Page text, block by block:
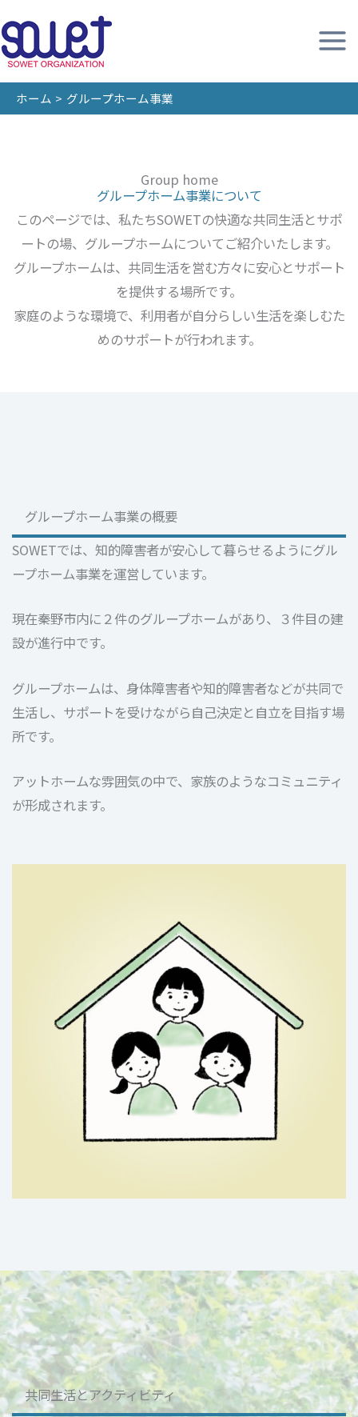
容
を
ス
ホーム グループホーム事業
Group home
グループホーム事業について
このページでは、私たちSOWETの快適な共同生活とサポ
ートの場、グループホームについてご紹介いたします。
グループホームは、共同生活を営む方々に安心とサポート
を提供する場所です。
家庭のような環境で、利用者が自分らしい生活を楽しむた
めのサポートが行われます。
グループホーム事業の概要
SOWETでは、知的障害者が安心して暮らせるようにグル
ープホーム事業を運営しています。
現在秦野市内に２件のグループホームがあり、３件目の建
設が進行中です。
グループホームは、身体障害者や知的障害者などが共同で
生活し、サポートを受けながら自己決定と自立を目指す場
所です。
アットホームな雰囲気の中で、家族のようなコミュニティ
が形成されます。
共同生活とアクティビティ